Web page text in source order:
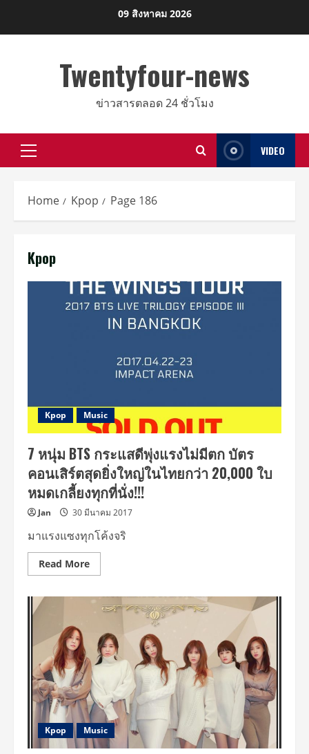
09 สิงหาคม 2026
Twentyfour-news
ข่าวสารตลอด 24 ชั่วโมง
Primary
VIDEO
Home Kpop Page 186
Kpop
Kpop Music
7 หนุ่ม BTS กระแสดีพุ่งแรงไม่มีตก บัตร
คอนเสิร์ตสุดยิ่งใหญ่ในไทยกว่า 20,000 ใบ
หมดเกลี้ยงทุกที่นั่ง!!!
Jan 30 มีนาคม 2017
มาแรงแซงทุกโค้งจริ
Read MoreRead
more
หนุ่ม
BTS
พุ่ง
แรง
ไม่มี
ตก
บัตร
คอนเสิร์ต
สุด
ยิ่ง
ใหญ่
ใน
ไทย
กว่า
Kpop Music